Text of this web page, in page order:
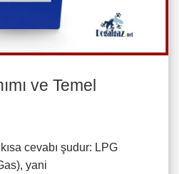
ve Temel
cevabı şudur: LPG
yani